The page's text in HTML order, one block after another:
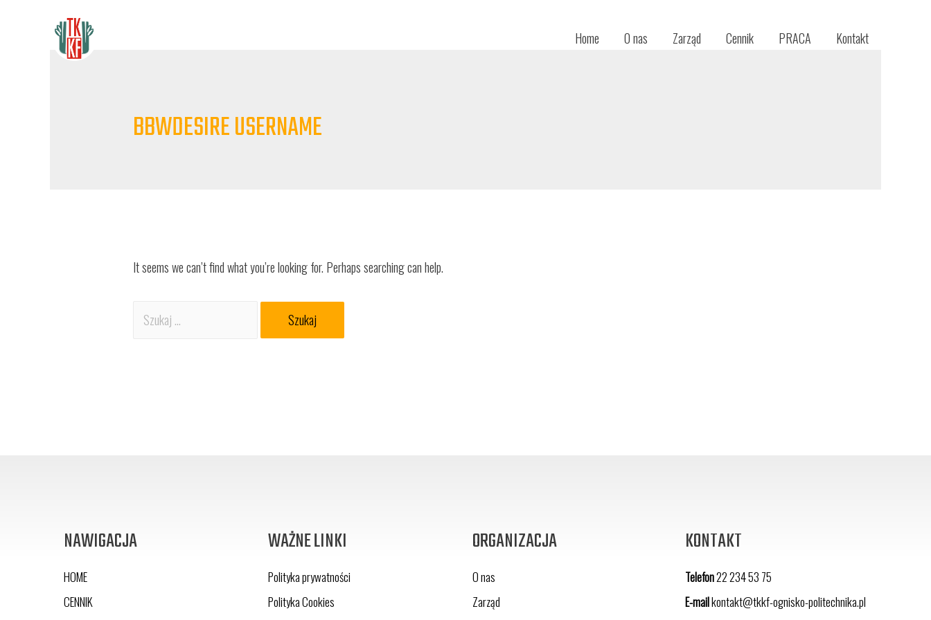
Home O nas Zarząd Cennik PRACA Kontakt
BBWDESIRE USERNAME
It seems we can’t find what you’re looking for. Perhaps searching can help.
NAWIGACJA
HOME
CENNIK
WAŻNE LINKI
Polityka prywatności
Polityka Cookies
ORGANIZACJA
O nas
Zarząd
KONTAKT
Telefon22 234 53 75
E-mailkontakt@tkkf-ognisko-politechnika.pl